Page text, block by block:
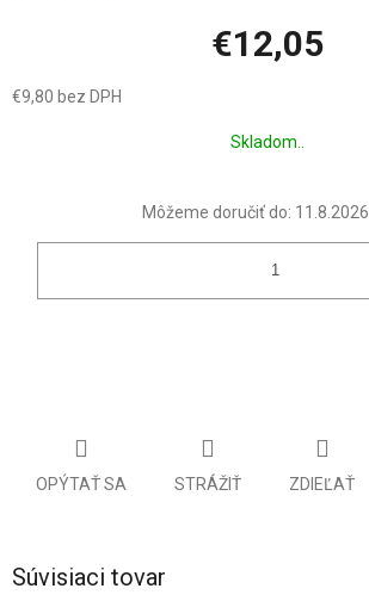
€12,05
€9,80 bez DPH
Skladom..
Môžeme doručiť do: 11.8.2026
OPÝTAŤ SA STRÁŽIŤ ZDIEĽAŤ
Súvisiaci tovar